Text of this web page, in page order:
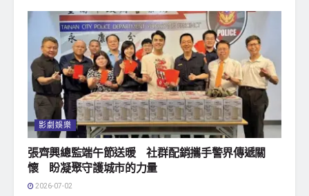
影劇娛樂
張齊興總監端午節送暖 社群配銷攜手警界傳遞關
懷 盼凝聚守護城市的力量
2026-07-02